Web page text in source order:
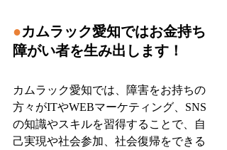
●カムラック愛知ではお金持ち
障がい者を生み出します！
カムラック愛知では、障害をお持ちの
方々がITやWEBマーケティング、SNS
の知識やスキルを習得することで、自
己実現や社会参加、社会復帰をできる